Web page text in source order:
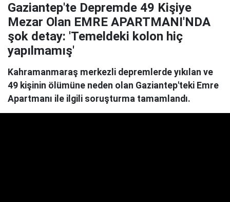
Gaziantep'te Depremde 49 Kişiye
Mezar Olan EMRE APARTMANI'NDA
şok detay: 'Temeldeki kolon hiç
yapılmamış'
Kahramanmaraş merkezli depremlerde yıkılan ve
49 kişinin ölümüne neden olan Gaziantep'teki Emre
Apartmanı ile ilgili soruşturma tamamlandı.